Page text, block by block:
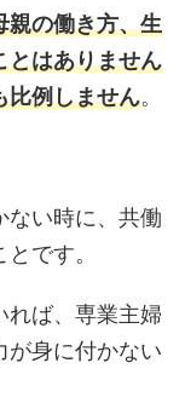
親の働き方、生
とはありません
比例しません。
ない時に、共働
です。
れば、専業主婦
が身に付かない